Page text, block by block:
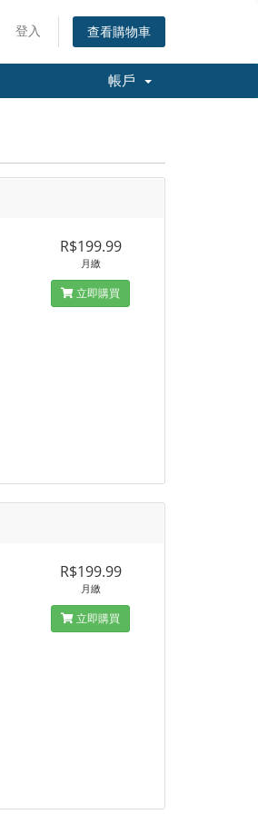
登入 查看購物車
帳戶
R$199.99
月繳
立即購買
R$199.99
月繳
立即購買